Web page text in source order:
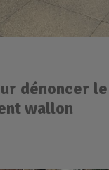
dénoncer
wallon